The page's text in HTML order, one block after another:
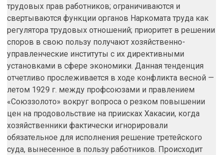
трудовых прав работников; ограничиваются и
свертываются функции органов Наркомата труда как
регулятора трудовых отношений; приоритет в решении
споров в свою пользу получают хозяйственно-
управленческие институты с их директивными
установками в сфере экономики. Данная тенденция
отчетливо прослеживается в ходе конфликта весной —
летом 1929 г. между профсоюзами и правлением
«Союззолото» вокруг вопроса о резком повышении
цен на продовольствие на приисках Хакасии, когда
хозяйственники фактически игнорировали
обязательное для исполнения решение третейского
суда, вынесенное в пользу работников. Происходит